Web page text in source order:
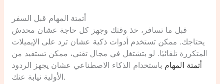
أتمتة المهام قبل السفر
قبل ما تسافر، خذ وقتك وجهز كل حاجة عشان محدش
يحتاجك. ممكن تستخدم أدوات ذكية عشان ترد على الإيميلات
المتكررة تلقائيًا. لو بتشتغل في مجال تقني، ممكن تستفيد من
أتمتة المهام باستخدام الذكاء الاصطناعي عشان يجهز الردود
الأولية نيابة عنك.